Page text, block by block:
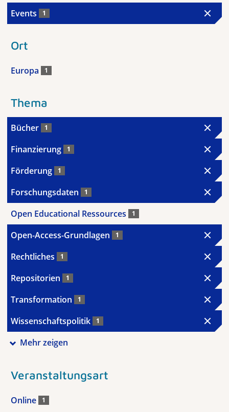
Events 1
Ort
Europa 1
Thema
Bücher 1
Finanzierung 1
Förderung 1
Forschungsdaten 1
Open Educational Ressources 1
Open-Access-Grundlagen 1
Rechtliches 1
Repositorien 1
Transformation 1
Wissenschaftspolitik 1
Mehr zeigen
Veranstaltungsart
Online 1